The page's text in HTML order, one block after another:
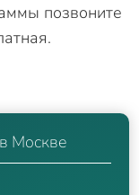
позвоните
Москве